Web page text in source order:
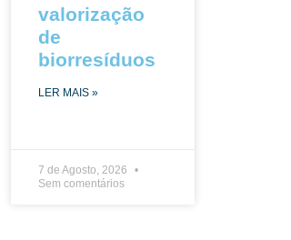
valorização
de
biorresíduos
LER MAIS »
7 de Agosto, 2026
Sem comentários